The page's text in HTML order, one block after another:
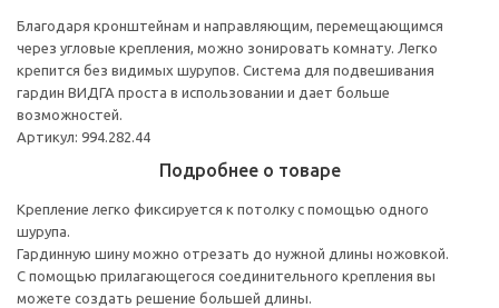
Благодаря кронштейнам и направляющим, перемещающимся
через угловые крепления, можно зонировать комнату. Легко
крепится без видимых шурупов. Система для подвешивания
гардин ВИДГА проста в использовании и дает больше
возможностей.
Артикул: 994.282.44
Подробнее о товаре
Крепление легко фиксируется к потолку с помощью одного
шурупа.
Гардинную шину можно отрезать до нужной длины ножовкой.
С помощью прилагающегося соединительного крепления вы
можете создать решение большей длины.